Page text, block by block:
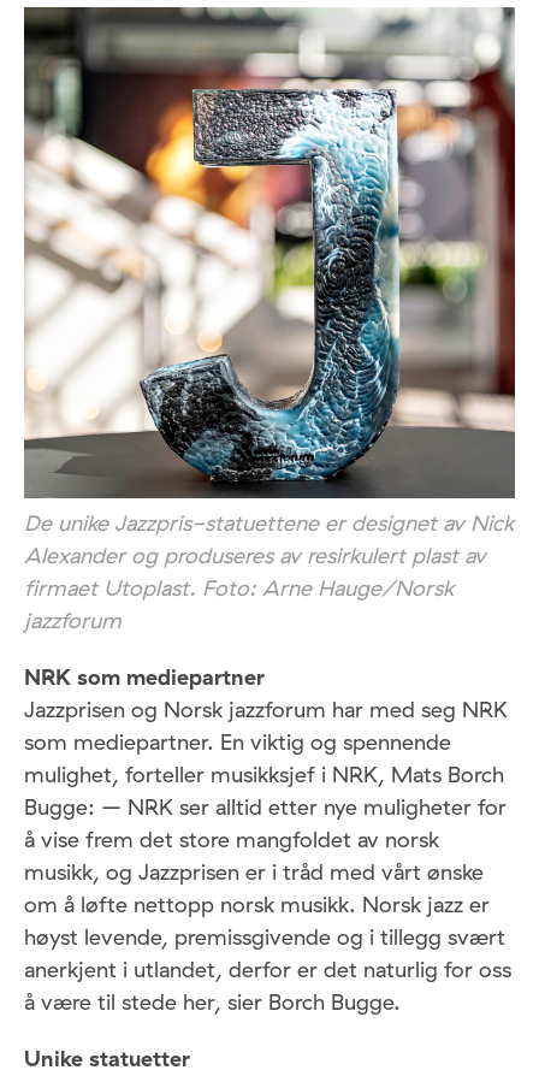
De unike Jazzpris-statuettene er designet av Nick
Alexander og produseres av resirkulert plast av
firmaet Utoplast. Foto: Arne Hauge/Norsk
jazzforum
NRK som mediepartner
Jazzprisen og Norsk jazzforum har med seg NRK
som mediepartner. En viktig og spennende
mulighet, forteller musikksjef i NRK, Mats Borch
Bugge: – NRK ser alltid etter nye muligheter for
å vise frem det store mangfoldet av norsk
musikk, og Jazzprisen er i tråd med vårt ønske
om å løfte nettopp norsk musikk. Norsk jazz er
høyst levende, premissgivende og i tillegg svært
anerkjent i utlandet, derfor er det naturlig for oss
å være til stede her, sier Borch Bugge.
Unike statuetter